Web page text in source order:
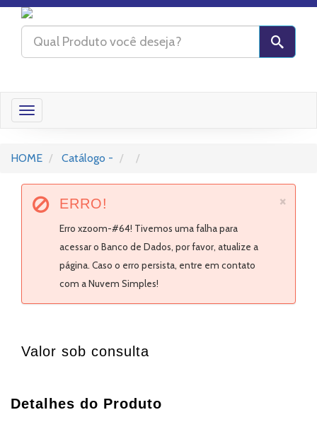
Toggle
HOME
Catálogo -
×
ERRO!
Erro xzoom-#64! Tivemos uma falha para
acessar o Banco de Dados, por favor, atualize a
página. Caso o erro persista, entre em contato
com a Nuvem Simples!
Valor sob consulta
Detalhes do Produto